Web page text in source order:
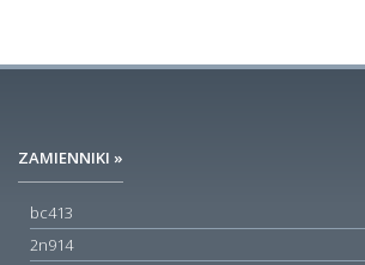
ZAMIENNIKI »
bc413
2n914